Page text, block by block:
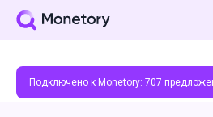
Подключено к Monetory: 707